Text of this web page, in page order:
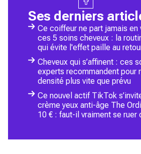
Ses derniers
Ce coiffeur ne part jamais en
ces 5 soins cheveux : la
qui évite l'effet paille au
Cheveux qui s’affinent : ces
experts recommandent pour
densité plus vite que prévu
Ce nouvel actif TikTok
crème yeux anti-âge The
10 € : faut-il vraiment se ruer